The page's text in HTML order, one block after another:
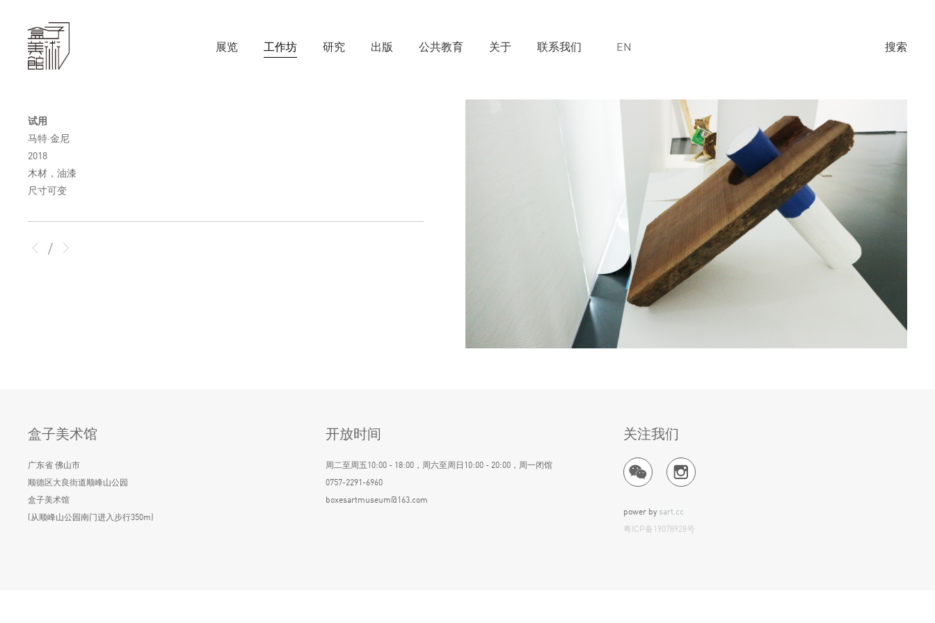
搜索
展览 工作坊 研究 出版 公共教育 关于 联系我们 EN
试用
马特·金尼
2018
木材，油漆
尺寸可变
/
盒子美术馆
广东省 佛山市
顺德区大良街道顺峰山公园
盒子美术馆
(从顺峰山公园南门进入步行350m)
开放时间
周二至周五10:00 - 18:00，周六至周日10:00 - 20:00，周一闭馆
0757-2291-6960
boxesartmuseum@163.com
关注我们
power by sart.cc
粤ICP备19078928号